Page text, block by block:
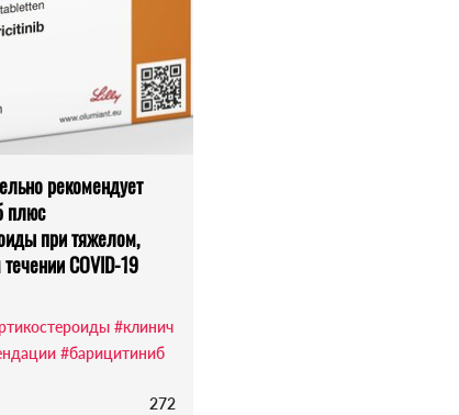
рекомендует
плюс
при тяжелом,
COVID-19
#клинич
#барицитиниб
272